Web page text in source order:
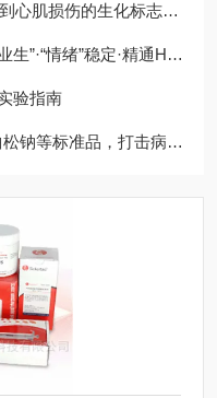
损伤的生化标志物网络
情绪”稳定·精通HPLC
验指南
等标准品，打击病原体